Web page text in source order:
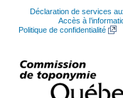
Déclaration de services
Accès à
Politique de confidentialité